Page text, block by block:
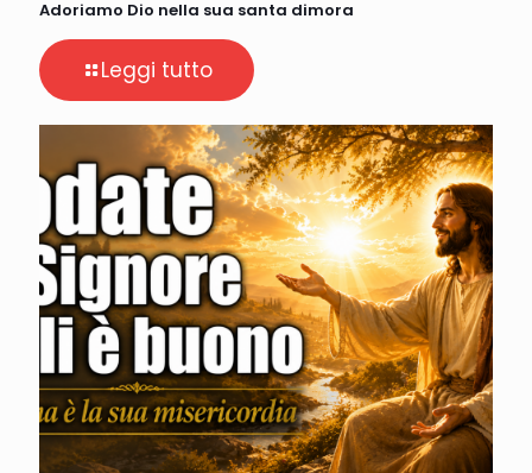
Adoriamo Dio nella sua santa dimora
Leggi tutto